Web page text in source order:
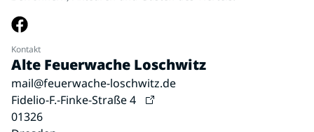
Kontakt
Alte Feuerwache Loschwitz
mail@feuerwache-loschwitz.de
Fidelio-F.-Finke-Straße 4
01326